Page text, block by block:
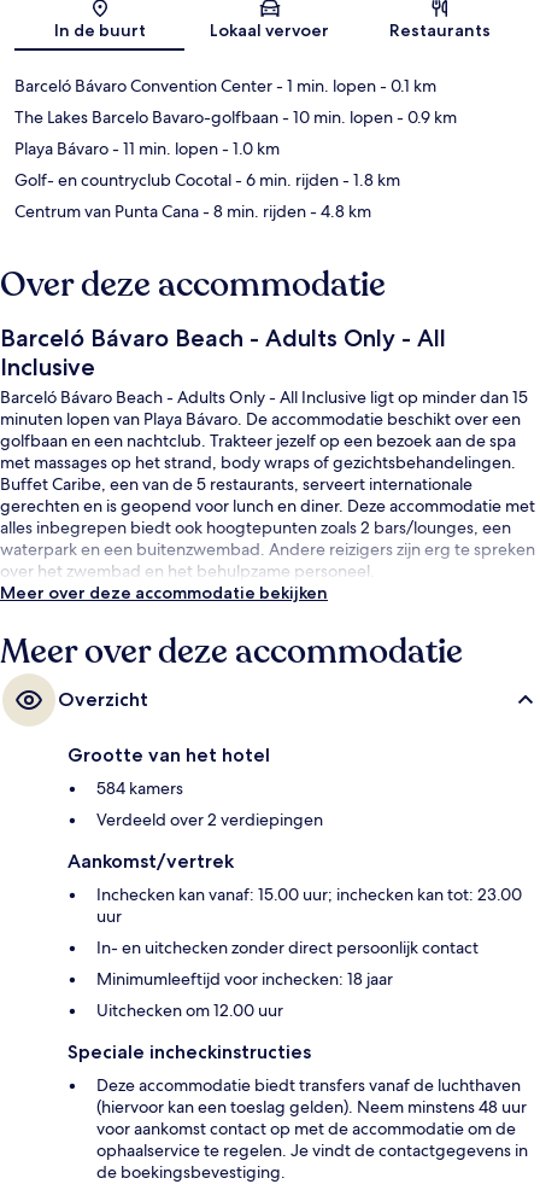
In de buurt Lokaal vervoer Restaurants
Barceló Bávaro Convention Center- 1 min. lopen- 0.1 km
The Lakes Barcelo Bavaro-golfbaan- 10 min. lopen- 0.9 km
Playa Bávaro- 11 min. lopen- 1.0 km
Golf- en countryclub Cocotal- 6 min. rijden- 1.8 km
Centrum van Punta Cana- 8 min. rijden- 4.8 km
Over deze accommodatie
Barceló Bávaro Beach - Adults Only - All
Inclusive
Barceló Bávaro Beach - Adults Only - All Inclusive ligt op minder dan 15
minuten lopen van Playa Bávaro. De accommodatie beschikt over een
golfbaan en een nachtclub. Trakteer jezelf op een bezoek aan de spa
met massages op het strand, body wraps of gezichtsbehandelingen.
Buffet Caribe, een van de 5 restaurants, serveert internationale
gerechten en is geopend voor lunch en diner. Deze accommodatie met
alles inbegrepen biedt ook hoogtepunten zoals 2 bars/lounges, een
waterpark en een buitenzwembad. Andere reizigers zijn erg te spreken
over het zwembad en het behulpzame personeel.
Meer over deze accommodatie bekijken
Meer over deze accommodatie
Overzicht
Grootte van het hotel
584 kamers
Verdeeld over 2 verdiepingen
Aankomst/vertrek
Inchecken kan vanaf: 15.00 uur; inchecken kan tot: 23.00
uur
In- en uitchecken zonder direct persoonlijk contact
Minimumleeftijd voor inchecken: 18 jaar
Uitchecken om 12.00 uur
Speciale incheckinstructies
Deze accommodatie biedt transfers vanaf de luchthaven
(hiervoor kan een toeslag gelden). Neem minstens 48 uur
voor aankomst contact op met de accommodatie om de
ophaalservice te regelen. Je vindt de contactgegevens in
de boekingsbevestiging.